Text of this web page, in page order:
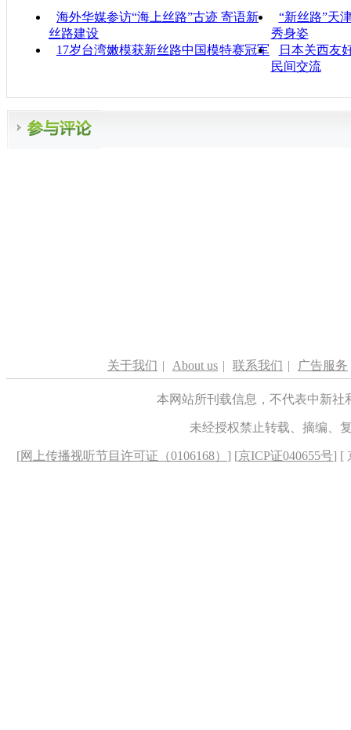
海外华媒参访“海上丝路”古迹 寄语新
丝路建设
“新丝路”天
秀身姿
17岁台湾嫩模获新丝路中国模特赛冠军
日本关西友
民间交流
关于我们 | About us | 联系我们 | 广告服务
本网站所刊载信息，不代表中新
未经授权禁止转载、摘编、
[网上传播视听节目许可证（0106168） ] [京ICP证040655号] [